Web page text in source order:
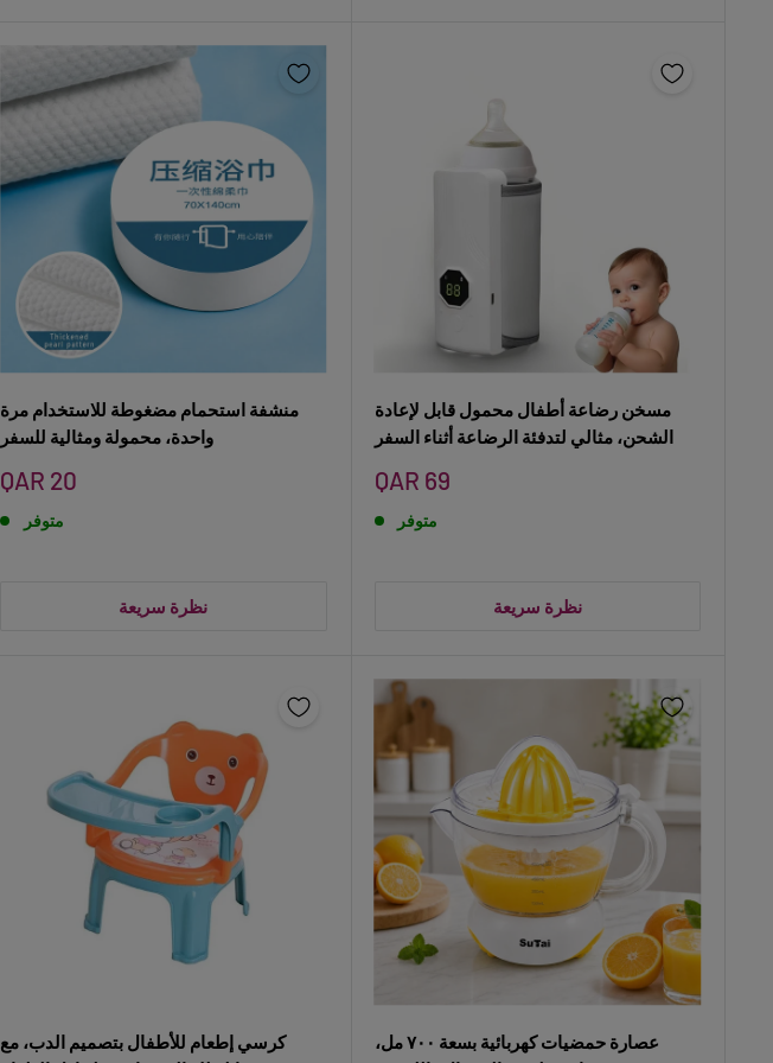
منشفة استحمام مضغوطة للاستخدام مرة
واحدة، محمولة ومثالية للسفر
سعر
QAR 20
متوفر
نظرة سريعة
مسخن رضاعة أطفال محمول قابل لإعادة
الشحن، مثالي لتدفئة الرضاعة أثناء السفر
سعر
QAR 69
متوفر
نظرة سريعة
كرسي إطعام للأطفال بتصميم الدب، مع
عصارة حمضيات كهربائية بسعة ٧٠٠ مل،